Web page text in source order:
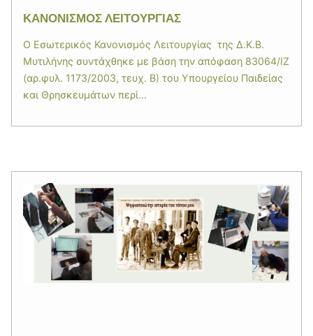
ΚΑΝΟΝΙΣΜΟΣ ΛΕΙΤΟΥΡΓΙΑΣ
Ο Εσωτερικός Κανονισμός Λειτουργίας της Δ.Κ.Β.
Μυτιλήνης συντάχθηκε με βάση την απόφαση 83064/ΙΖ
(αρ.φυλ. 1173/2003, τευχ. Β) του Υπουργείου Παιδείας
και Θρησκευμάτων περί...